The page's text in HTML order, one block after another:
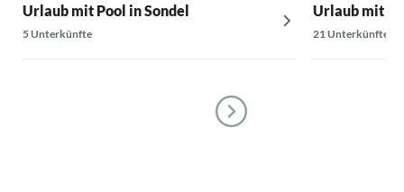
Urlaub mit Pool in Sondel
5 Unterkünfte
Urlaub mit
21 Unterkünfte